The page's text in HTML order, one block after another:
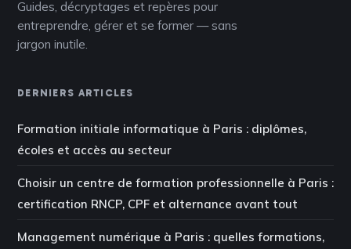
Guides, décryptages et repères pour
entreprendre, gérer et se former — sans
jargon inutile.
DERNIERS ARTICLES
Formation initiale informatique à Paris : diplômes,
écoles et accès au secteur
Choisir un centre de formation professionnelle à Paris :
certification RNCP, CPF et alternance avant tout
Management numérique à Paris : quelles formations,